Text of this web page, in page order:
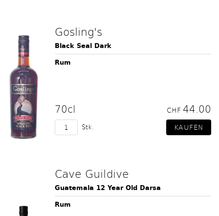
Gosling's
Black Seal Dark
Rum
70cl CHF 44.00
Stk.
Cave Guildive
Guatemala 12 Year Old Darsa
Rum